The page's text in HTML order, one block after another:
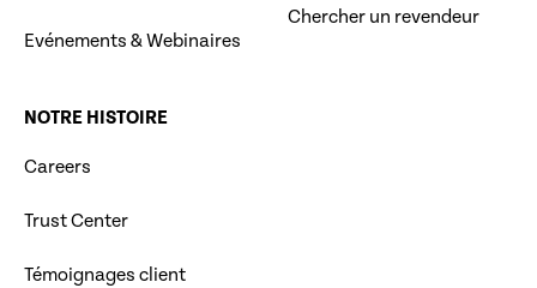
Evénements & Webinaires
Chercher un revendeur
NOTRE HISTOIRE
Careers
Trust Center
Témoignages client